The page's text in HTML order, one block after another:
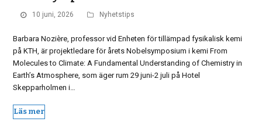
10 juni, 2026 Nyhetstips
Barbara Nozière, professor vid Enheten för tillämpad fysikalisk kemi
på KTH, är projektledare för årets Nobelsymposium i kemi From
Molecules to Climate: A Fundamental Understanding of Chemistry in
Earth’s Atmosphere, som äger rum 29 juni-2 juli på Hotel
Skepparholmen i…
Läs mer